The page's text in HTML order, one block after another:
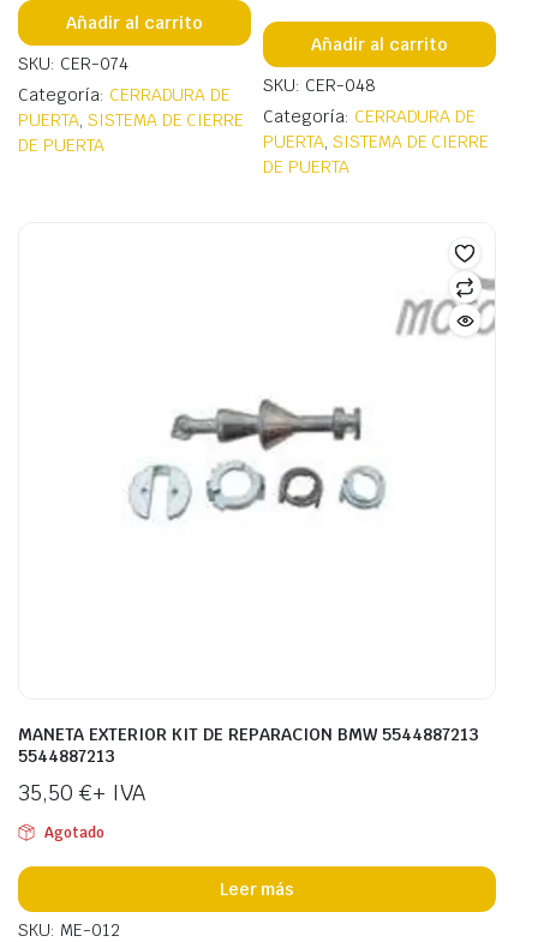
Añadir al carrito
SKU: CER-074
Categoría: CERRADURA DE
PUERTA, SISTEMA DE CIERRE
DE PUERTA
Añadir al carrito
SKU: CER-048
Categoría: CERRADURA DE
PUERTA, SISTEMA DE CIERRE
DE PUERTA
MANETA EXTERIOR KIT DE REPARACION BMW 5544887213
5544887213
35,50 €+ IVA
Agotado
Leer más
SKU: ME-012